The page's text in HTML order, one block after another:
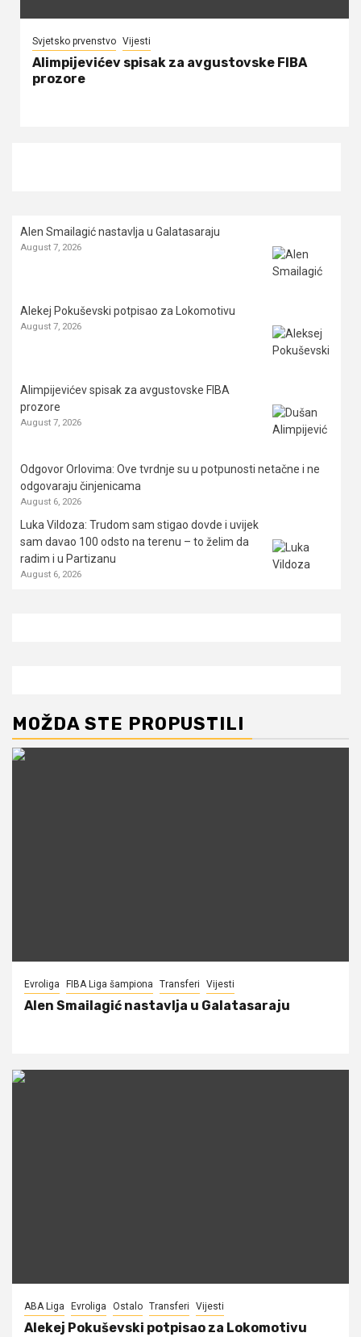
Svjetsko prvenstvo Vijesti
Alimpijevićev spisak za avgustovske FIBA
prozore
Alen Smailagić nastavlja u Galatasaraju
August 7, 2026
Alekej Pokuševski potpisao za Lokomotivu
August 7, 2026
Alimpijevićev spisak za avgustovske FIBA
prozore
August 7, 2026
Odgovor Orlovima: ​Ove tvrdnje su u potpunosti netačne i ne
odgovaraju činjenicama
August 6, 2026
Luka Vildoza: Trudom sam stigao dovde i uvijek
sam davao 100 odsto na terenu – to želim da
radim i u Partizanu
August 6, 2026
MOŽDA STE PROPUSTILI
Evroliga FIBA Liga šampiona Transferi Vijesti
Alen Smailagić nastavlja u Galatasaraju
ABA Liga Evroliga Ostalo Transferi Vijesti
Alekej Pokuševski potpisao za Lokomotivu